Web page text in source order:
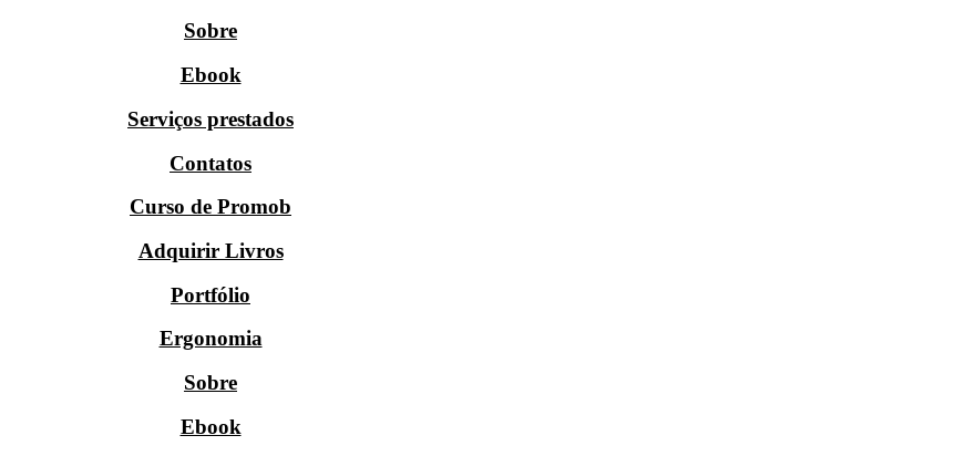
Sobre
Ebook
Serviços prestados
Contatos
Curso de Promob
Adquirir Livros
Portfólio
Ergonomia
Sobre
Ebook